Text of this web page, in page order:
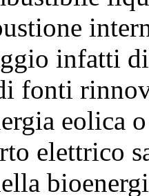
infatti
fonti
eolica
elettrico